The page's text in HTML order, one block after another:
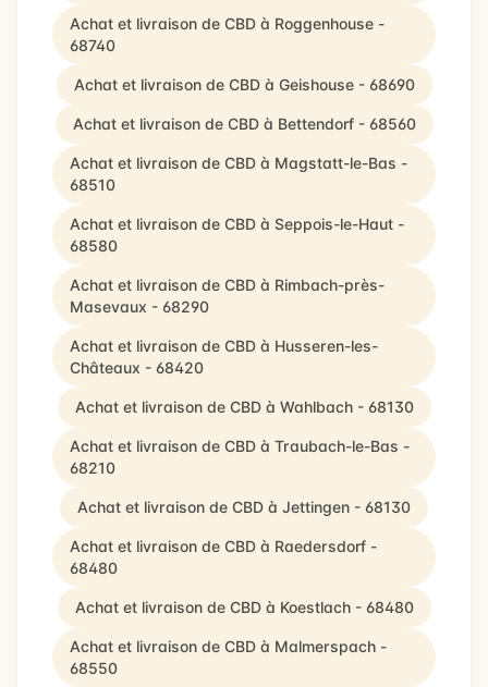
Achat et livraison de CBD à Roggenhouse -
68740
Achat et livraison de CBD à Geishouse - 68690
Achat et livraison de CBD à Bettendorf - 68560
Achat et livraison de CBD à Magstatt-le-Bas -
68510
Achat et livraison de CBD à Seppois-le-Haut -
68580
Achat et livraison de CBD à Rimbach-près-
Masevaux - 68290
Achat et livraison de CBD à Husseren-les-
Châteaux - 68420
Achat et livraison de CBD à Wahlbach - 68130
Achat et livraison de CBD à Traubach-le-Bas -
68210
Achat et livraison de CBD à Jettingen - 68130
Achat et livraison de CBD à Raedersdorf -
68480
Achat et livraison de CBD à Koestlach - 68480
Achat et livraison de CBD à Malmerspach -
68550